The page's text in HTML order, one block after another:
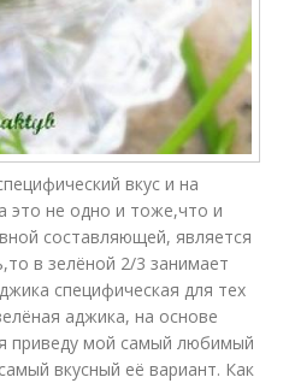
вкус и на
это не одно и тоже,что и
составляющей, является
в зелёной 2/3 занимает
специфическая для тех
аджика, на основе
приведу мой самый любимый
вкусный её вариант. Как